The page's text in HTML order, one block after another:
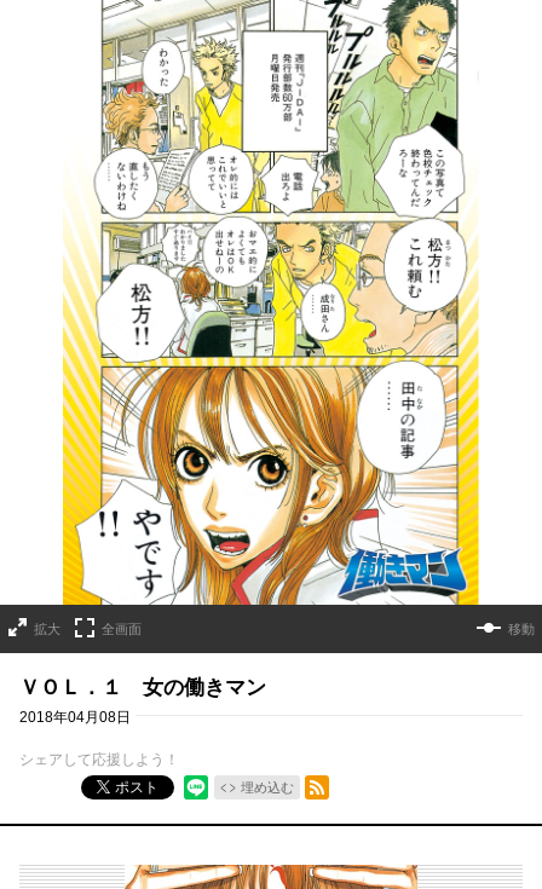
拡大 全画面 移動
ＶＯＬ．１ 女の働きマン
2018年04月08日
シェアして応援しよう！
ポスト
埋め込む
RSSフィード